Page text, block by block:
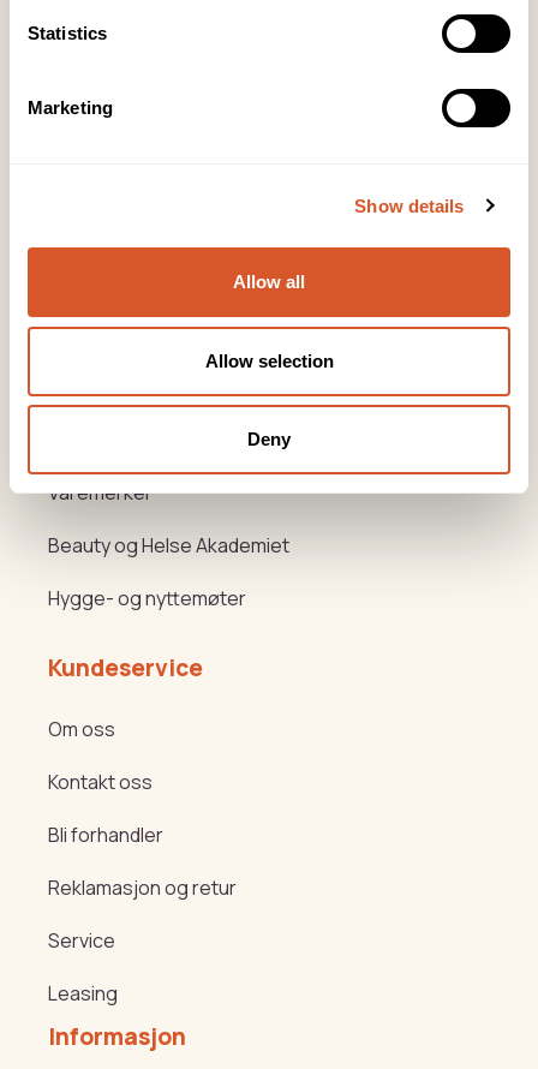
Statistics
Marketing
Show details
Allow all
Allow selection
Deny
Tlf:23 19 10 00
Lørenveien 37, 0585 Oslo
Snarveier
Varemerker
Beauty og Helse Akademiet
Hygge- og nyttemøter
Kundeservice
Om oss
Kontakt oss
Bli forhandler
Reklamasjon og retur
Service
Leasing
Informasjon